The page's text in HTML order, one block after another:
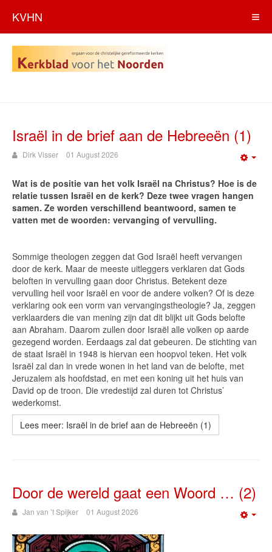
KVHN
Israël in de brief aan de Hebreeën (1)
Dirk Visser 01 August 2026
Wat is de positie van het volk Israël na Christus? Hoe is de
relatie tussen Israël en de kerk? Deze twee vragen hangen
samen. Ze worden verschillend beantwoord, samen te
vatten met de woorden: vervanging of vervulling.
Sommige theologen zeggen dat God Israël heeft vervangen
door de kerk. Maar de meeste uitleggers verklaren dat Gods
beloften in vervulling gaan door Christus. Betekent deze
vervulling heil voor Israël en voor de andere volken? Of is deze
verklaring ook een vorm van vervangingstheologie? Ja, zeggen
verklaarders die van mening zijn dat dit blijkt uit Gods belofte
aan Abraham. Daarom zullen door Israël alle volken op aarde
gezegend worden. Eerdaags zal dat gebeuren. De stichting van
de staat Israël in 1948 is hiervan een hoopvol teken. Het volk
Israël zal dan in vrede wonen in het land van de belofte, met
Jeruzalem als hoofdstad, en met een koning uit het huis van
David op de troon. Die vredestijd zal duren tot Christus’
wederkomst.
Lees meer: Israël in de brief aan de Hebreeën (1)
Door de wereld gaat een Woord … (2)
Jan van ’t Spijker 01 August 2026